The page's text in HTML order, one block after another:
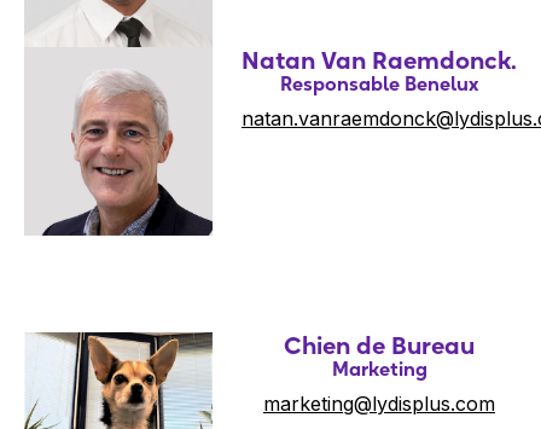
Natan Van Raemdonck.
Responsable Benelux
Chien de Bureau
Marketing
marketing@lydisplus.com